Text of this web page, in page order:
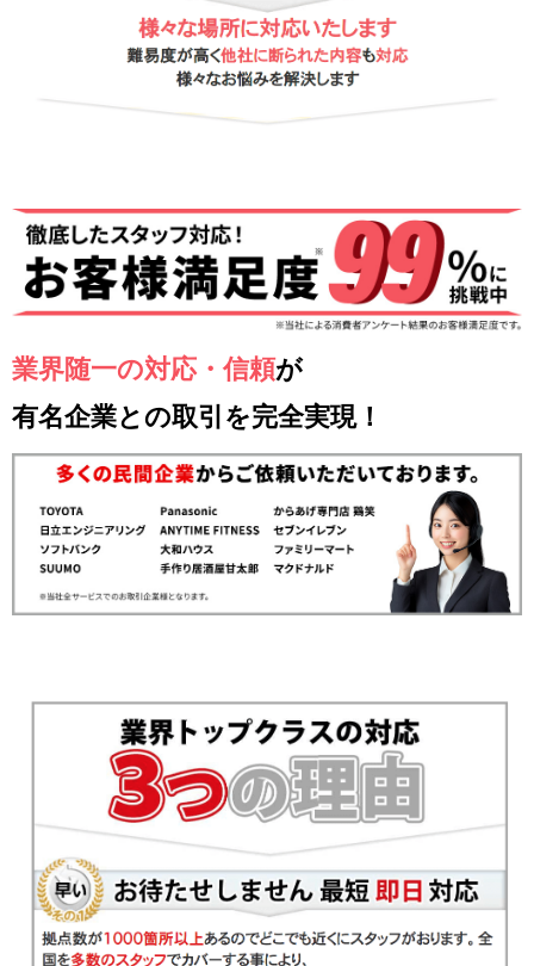
業界随一の対応・信頼が
有名企業との取引を完全実現！